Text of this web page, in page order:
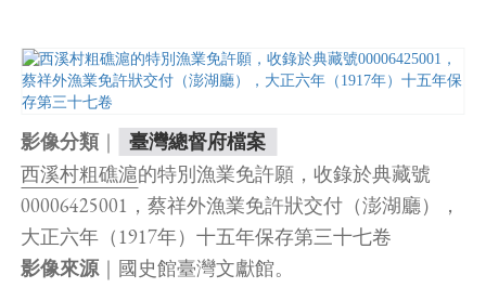
影像分類｜ 臺灣總督府檔案
西溪村粗礁滬的特別漁業免許願，收錄於典藏號
00006425001，蔡祥外漁業免許狀交付（澎湖廳），
大正六年（1917年）十五年保存第三十七卷
影像來源｜國史館臺灣文獻館。